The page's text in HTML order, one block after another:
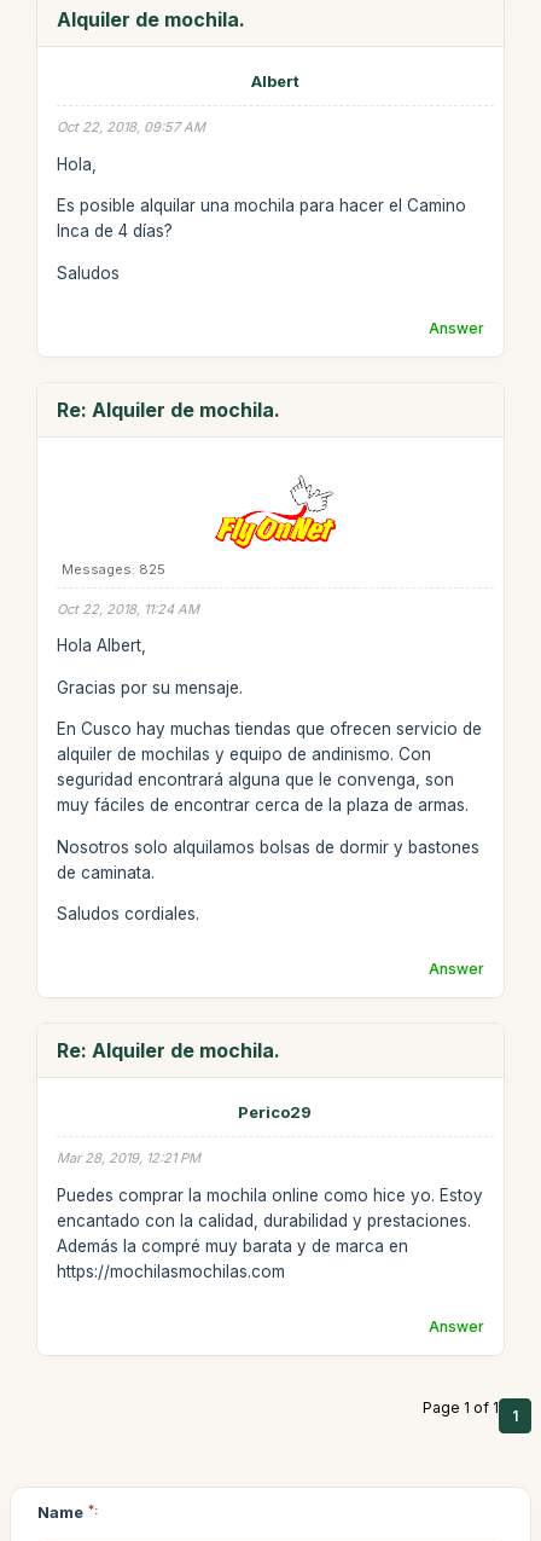
Alquiler de mochila.
Albert
Oct 22, 2018, 09:57 AM
Hola,
Es posible alquilar una mochila para hacer el Camino
Inca de 4 días?
Saludos
Answer
Re: Alquiler de mochila.
Messages: 825
Oct 22, 2018, 11:24 AM
Hola Albert,
Gracias por su mensaje.
En Cusco hay muchas tiendas que ofrecen servicio de
alquiler de mochilas y equipo de andinismo. Con
seguridad encontrará alguna que le convenga, son
muy fáciles de encontrar cerca de la plaza de armas.
Nosotros solo alquilamos bolsas de dormir y bastones
de caminata.
Saludos cordiales.
Answer
Re: Alquiler de mochila.
Perico29
Mar 28, 2019, 12:21 PM
Puedes comprar la mochila online como hice yo. Estoy
encantado con la calidad, durabilidad y prestaciones.
Además la compré muy barata y de marca en
https://mochilasmochilas.com
Answer
Page 1 of 1 1
Name *: